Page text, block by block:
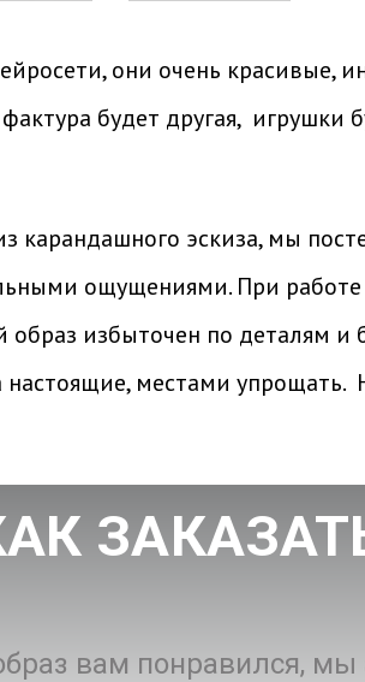
они очень красивые,
будет другая,
карандашного эскиза, мы
ощущениями. При
избыточен по деталям и
настоящие, местами упрощать.
вам понравился,